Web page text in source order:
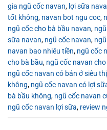
gia ngũ cốc navan, lợi sữa
tốt không, navan bot ngu coc,
ngũ cốc cho bà bầu navan,
sữa navan, ngũ cốc navan,
navan bao nhiêu tiền, ngũ cốc
cho bà bầu, ngũ cốc navan cho
ngũ cốc navan có bán ở siêu
không, ngũ cốc navan có lợi
bà bầu không, ngũ cốc navan
ngũ cốc navan lợi sữa, review